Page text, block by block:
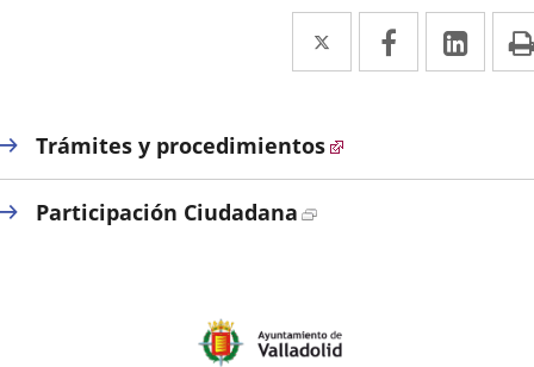
Twitter
Enlace
a
aplicación
externa.
Facebook
Enlace
a
externa.
a
Trámites y procedimientos
Participación Ciudadana
Enlace